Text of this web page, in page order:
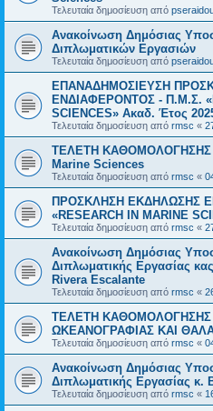
Τελευταία δημοσίευση από
Ανακοίνωση Δημόσιας
Διπλωματικών Εργασιών
Τελευταία δημοσίευση από
ΕΠΑΝΑΔΗΜΟΣΙΕΥΣΗ
ΕΝΔΙΑΦΕΡΟΝΤΟΣ - Π.Μ.Σ.
SCIENCES» Ακαδ. Έτος
Τελευταία δημοσίευση από rmsc «
ΤΕΛΕΤΗ ΚΑΘΟΜΟΛΟΓΗΣΗΣ
Marine Sciences
Τελευταία δημοσίευση από rmsc «
ΠΡΟΣΚΛΗΣΗ ΕΚΔΗΛΩΣΗΣ
«RESEARCH IN MARINE
Τελευταία δημοσίευση από rmsc «
Ανακοίνωση Δημόσιας
Διπλωματικής Εργασίας
Rivera Escalante
Τελευταία δημοσίευση από rmsc «
ΤΕΛΕΤΗ
ΩΚΕΑΝΟΓΡΑΦΙΑΣ ΚΑΙ
Τελευταία δημοσίευση από rmsc «
Ανακοίνωση Δημόσιας
Διπλωματικής Εργασίας κ.
Τελευταία δημοσίευση από rmsc «